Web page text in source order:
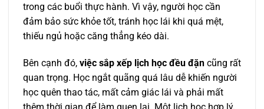
trong các buổi thực hành. Vì vậy, người học cần
đảm bảo sức khỏe tốt, tránh học lái khi quá mệt,
thiếu ngủ hoặc căng thẳng kéo dài.
Bên cạnh đó, việc sắp xếp lịch học đều đặn cũng rất
quan trọng. Học ngắt quãng quá lâu dễ khiến người
học quên thao tác, mất cảm giác lái và phải mất